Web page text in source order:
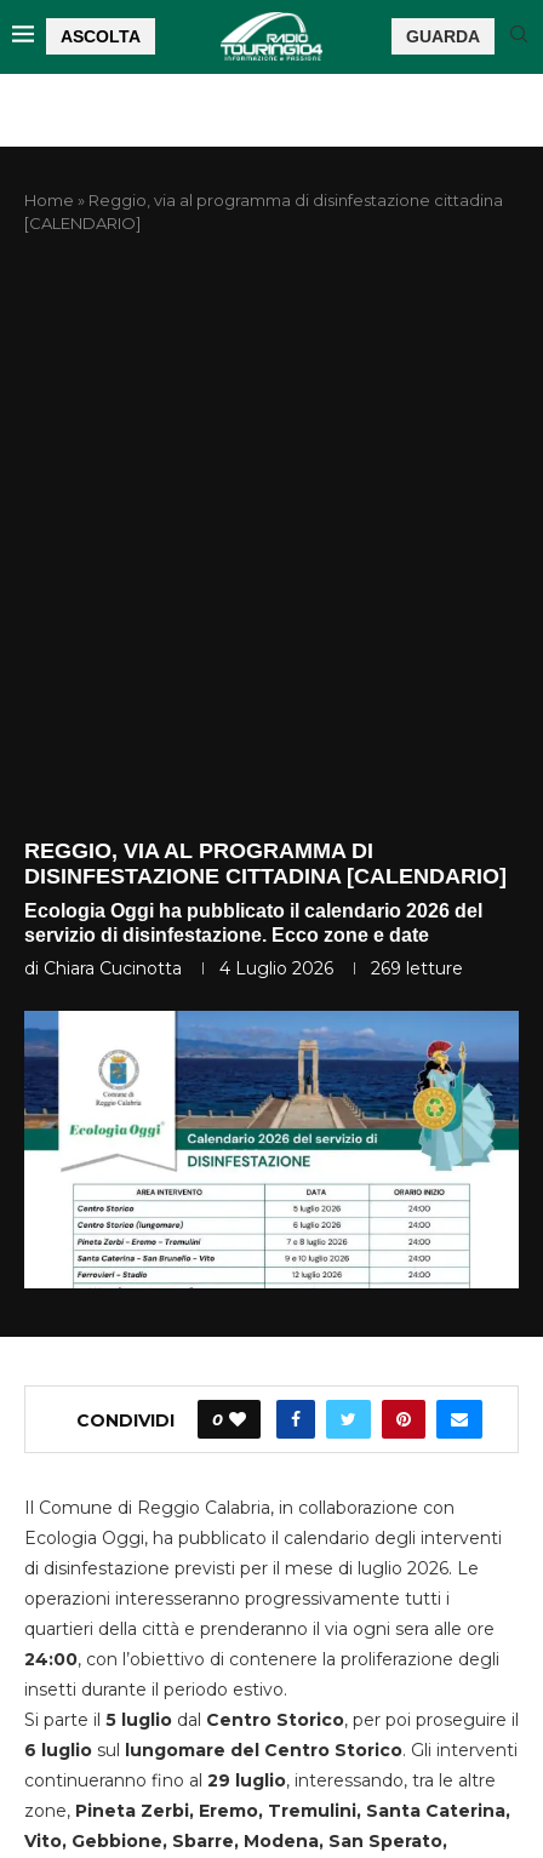
ASCOLTA GUARDA
Home » Reggio, via al programma di disinfestazione cittadina
[CALENDARIO]
REGGIO, VIA AL PROGRAMMA DI
DISINFESTAZIONE CITTADINA [CALENDARIO]
Ecologia Oggi ha pubblicato il calendario 2026 del
servizio di disinfestazione. Ecco zone e date
di Chiara Cucinotta 4 Luglio 2026 269 letture
CONDIVIDI 0
Il Comune di Reggio Calabria, in collaborazione con
Ecologia Oggi, ha pubblicato il calendario degli interventi
di disinfestazione previsti per il mese di luglio 2026. Le
operazioni interesseranno progressivamente tutti i
quartieri della città e prenderanno il via ogni sera alle ore
24:00, con l’obiettivo di contenere la proliferazione degli
insetti durante il periodo estivo.
Si parte il 5 luglio dal Centro Storico, per poi proseguire il
6 luglio sul lungomare del Centro Storico. Gli interventi
continueranno fino al 29 luglio, interessando, tra le altre
zone, Pineta Zerbi, Eremo, Tremulini, Santa Caterina,
Vito, Gebbione, Sbarre, Modena, San Sperato,